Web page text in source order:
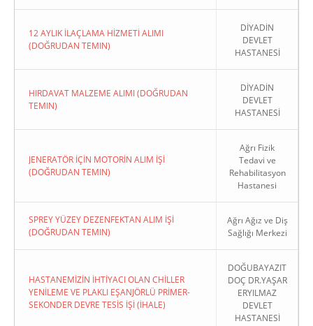
12 AYLIK İLAÇLAMA HİZMETİ ALIMI
(DOĞRUDAN TEMIN)
DİYADİN
DEVLET
HASTANESİ
HIRDAVAT MALZEME ALIMI (DOĞRUDAN
TEMIN)
DİYADİN
DEVLET
HASTANESİ
JENERATÖR İÇİN MOTORİN ALIM İŞİ
(DOĞRUDAN TEMIN)
Ağrı Fizik
Tedavi ve
Rehabilitasyon
Hastanesi
SPREY YÜZEY DEZENFEKTAN ALIM İŞİ
(DOĞRUDAN TEMIN)
Ağrı Ağız ve Diş
Sağlığı Merkezi
HASTANEMİZİN İHTİYACI OLAN CHİLLER
YENİLEME VE PLAKLI EŞANJÖRLÜ PRİMER-
SEKONDER DEVRE TESİS İŞİ (İHALE)
DOĞUBAYAZIT
DOÇ DR.YAŞAR
ERYILMAZ
DEVLET
HASTANESİ